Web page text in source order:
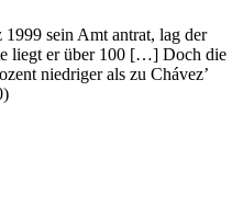
sein Amt antrat, lag der
liegt er über 100 […] Doch die
niedriger als zu Chávez’